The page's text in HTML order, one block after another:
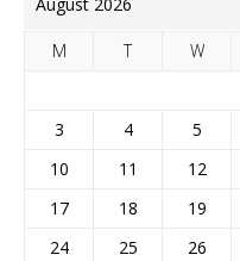
M T W
3
4 5
10
11 12
17
18 19
24
25 26